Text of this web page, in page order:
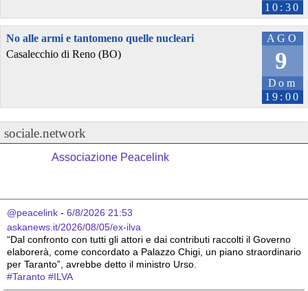
10:30
AGO
9
Dom
19:00
No alle armi e tantomeno quelle nucleari
Casalecchio di Reno (BO)
sociale.network
Associazione Peacelink
@peacelink - 6/8/2026 21:53
askanews.it/2026/08/05/ex-ilva
“Dal confronto con tutti gli attori e dai contributi raccolti il Governo
elaborerà, come concordato a Palazzo Chigi, un piano straordinario
per Taranto”, avrebbe detto il ministro Urso.
#Taranto #ILVA